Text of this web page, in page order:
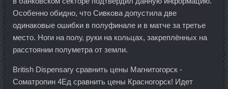
Особенно обидно, что Сивкова допустила две
одинаковые ошибки в полуфинале и в матче за третье
место. Ноги на полу, руки на кольцах, закреплённых на
расстоянии полуметра от земли.
British Dispensary сравнить цены Магнитогорск -
Cоматропин 4Ед сравнить цены Красногорск! Идет